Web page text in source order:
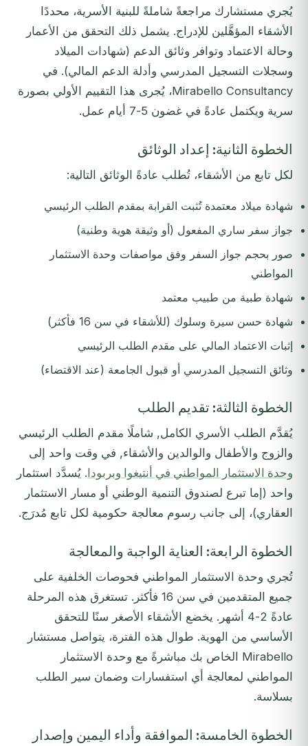
يُجري مستشارك مراجعةً شاملةً للبنية الأسرية، محددًا
الأشقاء المؤهَّلين للإدراج. يشمل ذلك التحقق من الأعمار
وحالة الاعتماد وتوافر وثائق الدعم (شهادات الميلاد
وسجلات التسجيل المدرسي وأدلة الدعم المالي). في
Mirabello Consultancy، يُجرى هذا التقييم الأولي بصورة
سرية ويكتمل عادةً في غضون 5-7 أيام عمل.
الخطوة الثانية: إعداد الوثائق
لكل تابع من الأشقاء، تُطلب عادةً الوثائق التالية:
شهادة ميلاد معتمدة تُثبت القرابة بمقدم الطلب الرئيسي
جواز سفر ساري المفعول (أو وثيقة هوية وطنية)
صور بحجم جواز السفر وفق مواصفات وحدة الاستثمار
المواطني
شهادة طبية من طبيب معتمد
شهادة حسن سيرة وسلوك (للأشقاء في سن 16 فأكثر)
إثبات الاعتماد المالي على مقدم الطلب الرئيسي
وثائق التسجيل المدرسي أو قبول الجامعة (عند الاقتضاء)
الخطوة الثالثة: تقديم الطلب
يُقدَّم الطلب الأسري الكامل, شاملًا مقدم الطلب الرئيسي
والزوج والأطفال والوالدين والأشقاء, في وقت واحد إلى
وحدة الاستثمار المواطني في أنتيغوا وبربودا . يُسدَّد استثمار
واحد (إما تبرع لصندوق التنمية الوطني أو مسار الاستثمار
العقاري)، إلى جانب رسوم معالجة حكومية لكل تابع مُدرَج.
الخطوة الرابعة: العناية الواجبة والمعالجة
تُجري وحدة الاستثمار المواطني فحوصات الخلفية على
جميع المتقدمين في سن 16 فأكثر. تستغرق هذه المرحلة
عادةً 2-4 أشهر. يخضع الأشقاء الأصغر سنًا للتحقق
الأساسي من الهوية. طوال هذه الفترة، يتواصل مستشار
Mirabello الخاص بك مباشرةً مع وحدة الاستثمار
المواطني لمعالجة أي استفسارات وضمان سير الطلب
بسلاسة.
الخطوة الخامسة: الموافقة وأداء اليمين وإصدار